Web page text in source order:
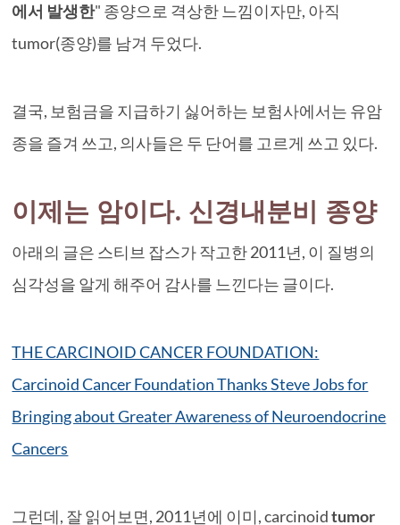
에서 발생한" 종양으로 격상한 느낌이자만, 아직
tumor(종양)를 남겨 두었다.
결국, 보험금을 지급하기 싫어하는 보험사에서는 유암
종을 즐겨 쓰고, 의사들은 두 단어를 고르게 쓰고 있다.
이제는 암이다. 신경내분비 종양
아래의 글은 스티브 잡스가 작고한 2011년, 이 질병의
심각성을 알게 해주어 감사를 느낀다는 글이다.
THE CARCINOID CANCER FOUNDATION:
Carcinoid Cancer Foundation Thanks Steve Jobs for
Bringing about Greater Awareness of Neuroendocrine
Cancers
그런데, 잘 읽어보면, 2011년에 이미, carcinoidtumor